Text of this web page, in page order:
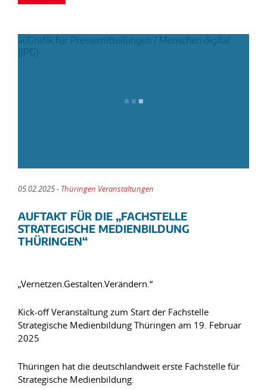
05.02.2025 - Thüringen Veranstaltungen
AUFTAKT FÜR DIE „FACHSTELLE
STRATEGISCHE MEDIENBILDUNG
THÜRINGEN“
„Vernetzen.Gestalten.Verändern.“
Kick-off Veranstaltung zum Start der Fachstelle
Strategische Medienbildung Thüringen am 19. Februar
2025
Thüringen hat die deutschlandweit erste Fachstelle für
Strategische Medienbildung.